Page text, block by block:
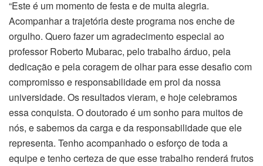
“Este é um momento de festa e de muita alegria.
Acompanhar a trajetória deste programa nos enche de
orgulho. Quero fazer um agradecimento especial ao
professor Roberto Mubarac, pelo trabalho árduo, pela
dedicação e pela coragem de olhar para esse desafio com
compromisso e responsabilidade em prol da nossa
universidade. Os resultados vieram, e hoje celebramos
essa conquista. O doutorado é um sonho para muitos de
nós, e sabemos da carga e da responsabilidade que ele
representa. Tenho acompanhado o esforço de toda a
equipe e tenho certeza de que esse trabalho renderá frutos